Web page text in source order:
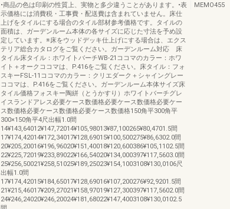
•商品の色は印刷の性質上、実物と多少違うことがあります。•表
示価格には消費税・工事費・配送費は含まれていません。床仕
上げをタイルにする場合のタイル部材参考価格です。タイルの
面積は、ガーデンルーム本体の各サイズに応じた寸法を予め設
定しています。※床をウッドデッキ仕上げにする場合は、エクス
テリア総合カタログをご覧ください。ガーデンルーム対応 床
タイル床タイル：ホワイトバーチWB-21ココマのカラー：ホワ
イト＋オークココマは、P.416をご覧ください。床タイル：フォ
スキーFSL-11ココマのカラー：クリエダーク＋シャイングレー
ココマは、P.416をご覧ください。ガーデンルーム本体サイズ床
タイル価格フォスキー陶絣（とうかすり）ホワイトバーチグレ
イスランドアレス必要ケース数価格必要ケース数価格必要ケー
ス数価格必要ケース数価格必要ケース数価格150角平300角平
300×150角平4尺出幅1.0間
14¥143,64012¥147,72014¥105,98013¥87,100265¥80,4701.5間
17¥174,42014¥172,34017¥128,69015¥100,500275¥86,6302.0間
20¥205,20016¥196,96020¥151,40018¥120,600386¥105,1102.5間
22¥225,72019¥233,89022¥166,54020¥134,000397¥117,5603.0間
25¥256,50021¥258,51025¥189,25023¥154,1003108¥130,0106尺
出幅1.0間
17¥174,42015¥184,65017¥128,69016¥107,200276¥92,9201.5間
21¥215,46017¥209,27021¥158,97019¥127,300397¥117,5602.0間
24¥246,24020¥246,20024¥181,68022¥147,4003108¥130,0102.5
MEMO455